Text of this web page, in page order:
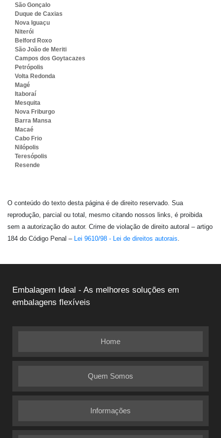
São Gonçalo
Duque de Caxias
Nova Iguaçu
Niterói
Belford Roxo
São João de Meriti
Campos dos Goytacazes
Petrópolis
Volta Redonda
Magé
Itaboraí
Mesquita
Nova Friburgo
Barra Mansa
Macaé
Cabo Frio
Nilópolis
Teresópolis
Resende
O conteúdo do texto desta página é de direito reservado. Sua
reprodução, parcial ou total, mesmo citando nossos links, é proibida
sem a autorização do autor. Crime de violação de direito autoral – artigo
184 do Código Penal – Lei 9610/98 - Lei de direitos autorais.
Embalagem Ideal - As melhores soluções em
embalagens flexíveis
Home
Quem Somos
Informações